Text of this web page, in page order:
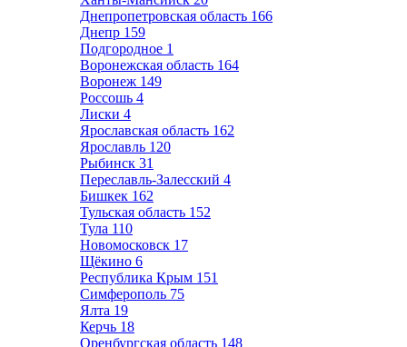
Днепропетровская область 166
Днепр 159
Подгородное 1
Воронежская область 164
Воронеж 149
Россошь 4
Лиски 4
Ярославская область 162
Ярославль 120
Рыбинск 31
Переславль-Залесский 4
Бишкек 162
Тульская область 152
Тула 110
Новомосковск 17
Щёкино 6
Республика Крым 151
Симферополь 75
Ялта 19
Керчь 18
Оренбургская область 148